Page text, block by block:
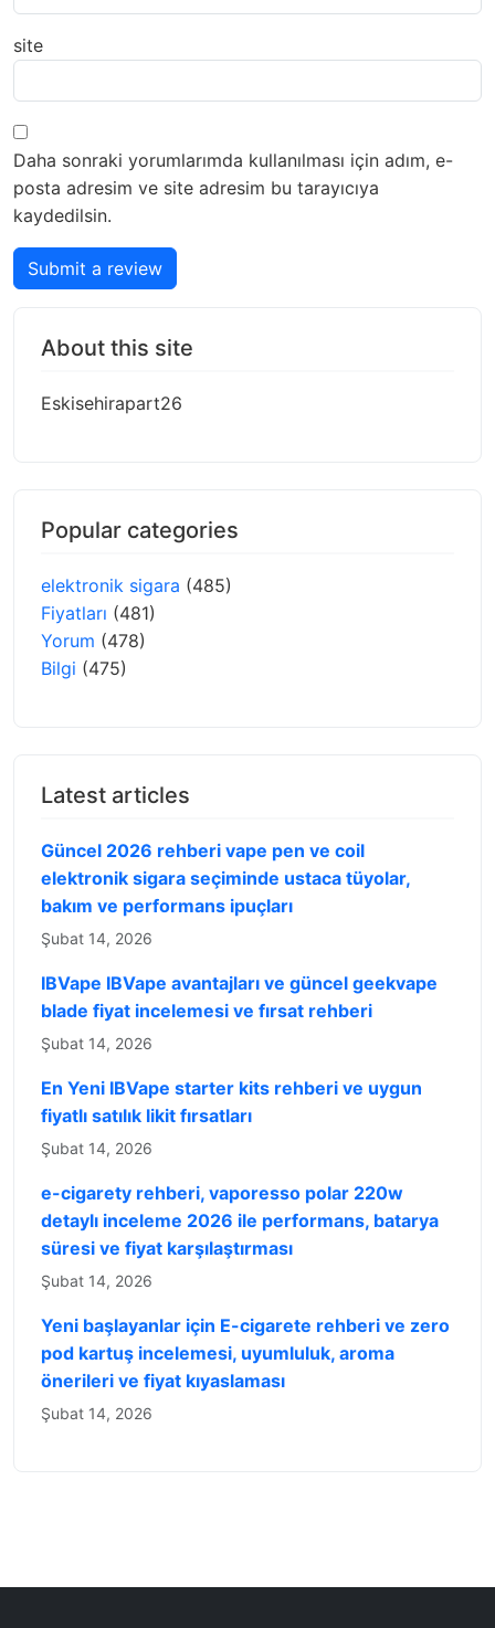
site
Daha sonraki yorumlarımda kullanılması için adım, e-
posta adresim ve site adresim bu tarayıcıya
kaydedilsin.
Submit a review
About this site
Eskisehirapart26
Popular categories
elektronik sigara (485)
Fiyatları (481)
Yorum (478)
Bilgi (475)
Latest articles
Güncel 2026 rehberi vape pen ve coil
elektronik sigara seçiminde ustaca tüyolar,
bakım ve performans ipuçları
Şubat 14, 2026
IBVape IBVape avantajları ve güncel geekvape
blade fiyat incelemesi ve fırsat rehberi
Şubat 14, 2026
En Yeni IBVape starter kits rehberi ve uygun
fiyatlı satılık likit fırsatları
Şubat 14, 2026
e-cigarety rehberi, vaporesso polar 220w
detaylı inceleme 2026 ile performans, batarya
süresi ve fiyat karşılaştırması
Şubat 14, 2026
Yeni başlayanlar için E-cigarete rehberi ve zero
pod kartuş incelemesi, uyumluluk, aroma
önerileri ve fiyat kıyaslaması
Şubat 14, 2026